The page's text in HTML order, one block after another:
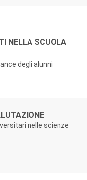
NELLA SCUOLA
degli alunni
nelle scienze